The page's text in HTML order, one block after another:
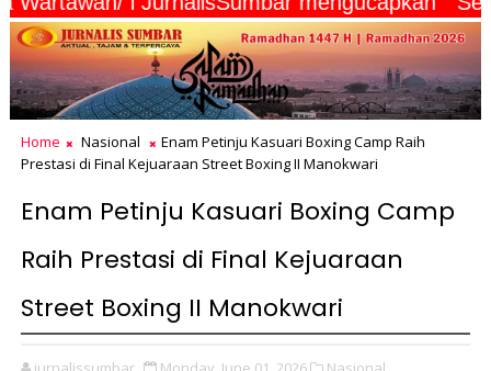
Home Nasional
Enam Petinju Kasuari Boxing Camp Raih
Prestasi di Final Kejuaraan Street Boxing II Manokwari
Enam Petinju Kasuari Boxing Camp
Raih Prestasi di Final Kejuaraan
Street Boxing II Manokwari